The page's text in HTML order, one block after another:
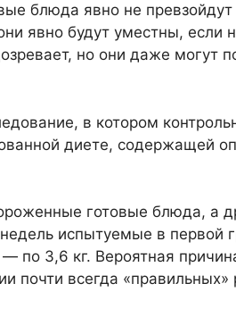
блюда явно не превзойдут
явно будут уместны, если
но они даже могут
в котором
диете, содержащей
готовые блюда, а
испытуемые в первой
по 3,6 кг. Вероятная
почти всегда «правильных»